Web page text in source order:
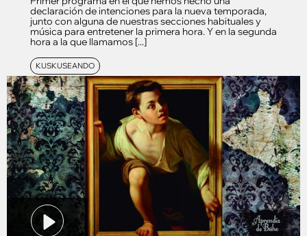
declaración de intenciones para la nueva temporada,
junto con alguna de nuestras secciones habituales y
música para entretener la primera hora. Y en la segunda
hora a la que llamamos [...]
KUSKUSEANDO